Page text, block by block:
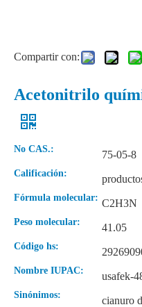
Compartir con:
Acetonitrilo
No CAS.: 75-05-8
Calificación:
Fórmula molecular: C2H3N
Peso molecular: 41.05
Código hs:
Nombre IUPAC: usafek-
Sinónimos: cianuro